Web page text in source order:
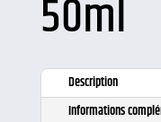
50ml
Description
Informations